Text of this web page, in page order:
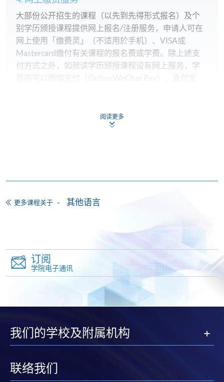
大部份公开招生的课程（以先到先得形式报名）及个
别学历颁授课程提供网上报名/注册服务，申请人可在
网上使用「缴费灵」（不适用於手机）、VISA或
Mastercard缴付有关课程的报名费或学费。除上述支
付方式之外，如就读学历颁授课程设有网上服务，学
员亦可以微信支付（Online WeChat Pay）、支付宝
而取消）之外，一切已缴费用概不退还。如获学院批
准退还款项，以现金、易办事、微信支付、支付宝、
支票或缴费灵（只限网上付款）方式缴交之款项，将
以支票退款；以信用卡缴交之款项，退款将直接退还
到支付款项时使用的信用卡户口。
除本学院网页所列明的学费外，个别课程或有其他额
外收费，详情请联络有关学科职员。
其他课程，惟学院对特殊情况，可酌情处理。转读申
请一经批准，学员须缴付港币120元手续费。
学院对邮递失误而遗失的支票或本票、付款收据或个
人资料，概不负责。
阅读更多
更多课程关于 其他语言
订阅
学院电子通讯
我们的学校及附属机构
联络我们